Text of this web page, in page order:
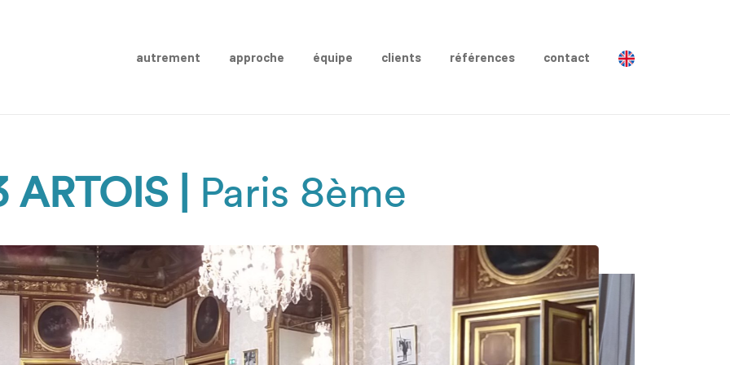
autrement approche équipe clients références contact
| Paris 8ème